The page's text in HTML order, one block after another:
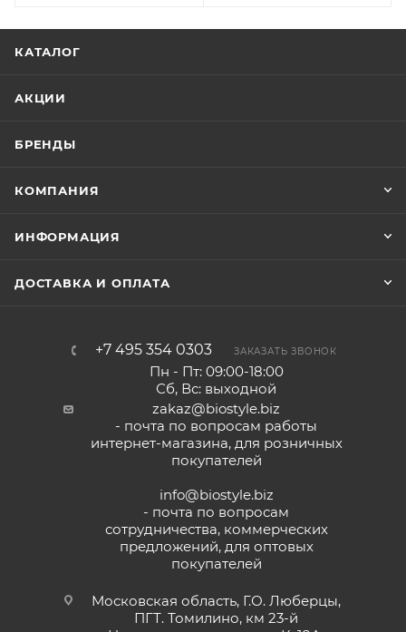
КАТАЛОГ
АКЦИИ
БРЕНДЫ
КОМПАНИЯ
ИНФОРМАЦИЯ
ДОСТАВКА И ОПЛАТА
+7 495 354 0303 ЗАКАЗАТЬ ЗВОНОК
Пн - Пт: 09:00-18:00
Сб, Вс: выходной
zakaz@biostyle.biz
- почта по вопросам работы
интернет-магазина, для розничных
покупателей
info@biostyle.biz
- почта по вопросам
сотрудничества, коммерческих
предложений, для оптовых
покупателей
Московская область, Г.О. Люберцы,
ПГТ. Томилино, км 23-й